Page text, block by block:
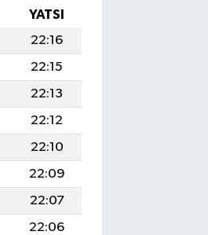
YATSI
22:16
22:15
22:13
22:12
22:10
22:09
22:07
22:06